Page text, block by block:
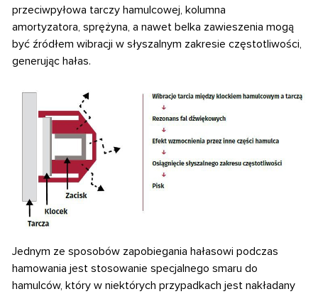
przeciwpyłowa tarczy hamulcowej, kolumna
amortyzatora, sprężyna, a nawet belka zawieszenia mogą
być źródłem wibracji w słyszalnym zakresie częstotliwości,
generując hałas.
Jednym ze sposobów zapobiegania hałasowi podczas
hamowania jest stosowanie specjalnego smaru do
hamulców, który w niektórych przypadkach jest nakładany